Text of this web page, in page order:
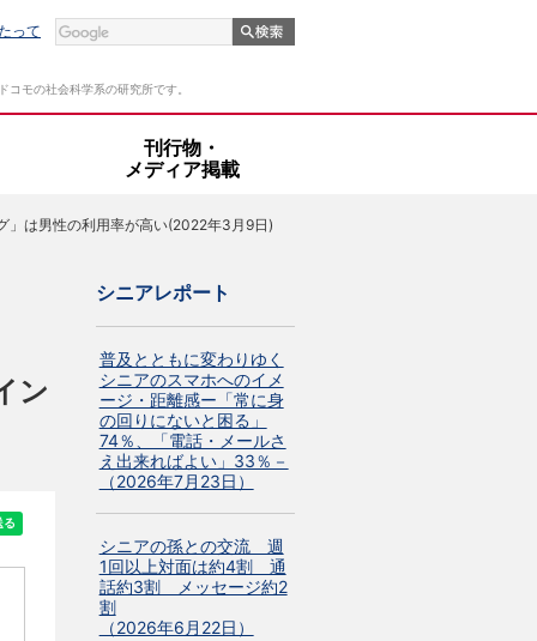
って
モの社会科学系の研究所です。
刊行物・
メディア掲載
」は男性の利用率が高い(2022年3月9日)
ン
シニアレポート
普及とともに変わりゆく
シニアのスマホへのイメ
ージ・距離感ー「常に身
の回りにないと困る」
74％、「電話・メールさ
え出来ればよい」33％－
（2026年7月23日）
シニアの孫との交流 週
1回以上対面は約4割 通
話約3割 メッセージ約2
割
（2026年6月22日）